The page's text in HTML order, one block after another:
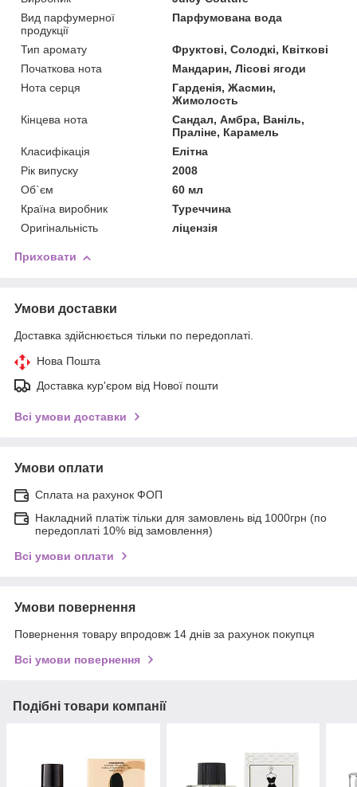
Вид парфумерної
продукції
Парфумована вода
Тип аромату
Фруктові, Солодкі, Квіткові
Початкова нота
Мандарин, Лісові ягоди
Нота серця
Гарденія, Жасмин,
Жимолость
Кінцева нота
Сандал, Амбра, Ваніль,
Праліне, Карамель
Класифікація
Елітна
Рік випуску
2008
Об`єм
60 мл
Країна виробник
Туреччина
Оригінальність
ліцензія
Приховати
Умови доставки
Доставка здійснюється тільки по передоплаті.
Нова Пошта
Доставка кур'єром від Нової пошти
Всі умови доставки
Умови оплати
Сплата на рахунок ФОП
Накладний платіж тільки для замовлень від 1000грн (по
передоплаті 10% від замовлення)
Всі умови оплати
Умови повернення
Повернення товару впродовж 14 днів за рахунок покупця
Всі умови повернення
Подібні товари компанії